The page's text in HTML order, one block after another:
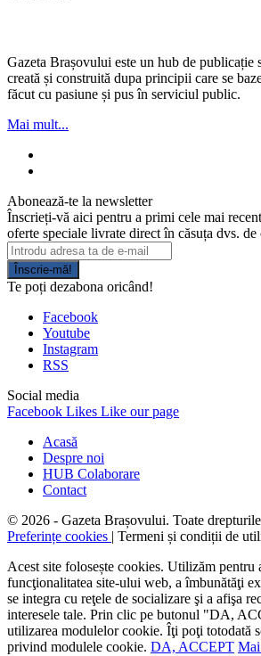
Gazeta Brașovului este un hub de publicație
creată și construită dupa principii care se
făcut cu pasiune și pus în serviciul public.
Mai mult...
Abonează-te la newsletter
Înscrieți-vă aici pentru a primi cele mai
oferte speciale livrate direct în căsuța dvs. de
Înscrie-mă!
Te poți dezabona oricând!
Facebook
Youtube
Instagram
RSS
Social media
Facebook Likes Like our page
Acasă
Despre noi
HUB Colaborare
Contact
© 2026 - Gazeta Brașovului. Toate
Preferințe cookies | Termeni și condiții de
Acest site folosește cookies. Utilizăm pentru
funcţionalitatea site-ului web, a îmbunătăţi
se integra cu reţele de socializare şi a afişa
interesele tale. Prin clic pe butonul "DA,
utilizarea modulelor cookie. Îţi poţi totodată
privind modulele cookie. DA, ACCEPT